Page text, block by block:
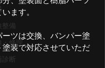
備
修理
断
ます。
ツは交換、バンパー塗
塗装で対応させていただ